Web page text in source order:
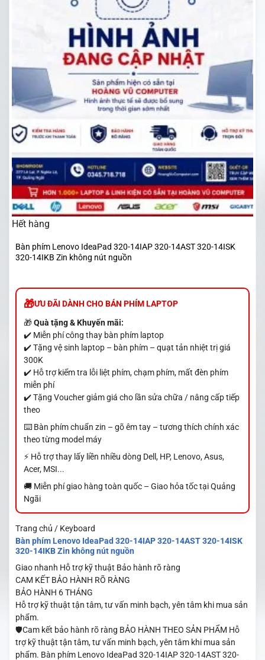
Hết hàng
Bàn phím Lenovo IdeaPad 320-14IAP 320-14AST 320-14ISK
320-14IKB Zin không nút nguồn
ƯU ĐÃI DÀNH CHO BÁN PHÍM LAPTOP
🎁Quà tặng & Khuyến mãi:
✔️ Miễn phí công thay bàn phím laptop
✔️ Tặng vệ sinh laptop – bàn phím – quạt tản nhiệt trị giá
300K
✔️ Hỗ trợ kiểm tra lỗi liệt phím, chạm phím, mất đèn phím
miễn phí
✔️ Tặng Voucher giảm giá cho lần sửa chữa / nâng cấp tiếp
theo
⌨️ Bàn phím chuẩn zin – gõ êm tay – tương thích chính xác
theo từng model máy
⚡ Hỗ trợ thay lấy liền nhiều dòng Dell, HP, Lenovo, Asus,
Acer, MSI...
🚚 Miễn phí giao hàng toàn quốc – Giao hỏa tốc tại Quảng
Ngãi
Trang chủ / Keyboard
Bàn phím Lenovo IdeaPad 320-14IAP 320-14AST 320-14ISK
320-14IKB Zin không nút nguồn
Giao nhanh Hỗ trợ kỹ thuật Bảo hành rõ ràng
CAM KẾT BẢO HÀNH RÕ RÀNG
BẢO HÀNH 6 THÁNG
Hỗ trợ kỹ thuật tận tâm, tư vấn minh bạch, yên tâm khi mua sản
phẩm.
🛡️Cam kết bảo hành rõ ràng BẢO HÀNH THEO SẢN PHẨM Hỗ
trợ kỹ thuật tận tâm, tư vấn minh bạch, yên tâm khi mua sản
phẩm. Bàn phím Lenovo IdeaPad 320-14IAP 320-14AST 320-